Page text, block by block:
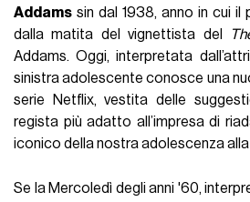
Addams sin dal 1938, anno in cui il
dalla matita del vignettista del
Addams. Oggi, interpretata
sinistra adolescente conosce una
serie Netflix, vestita delle
regista più adatto all’impresa di
iconico della nostra adolescenza
Se la Mercoledì degli anni '60,